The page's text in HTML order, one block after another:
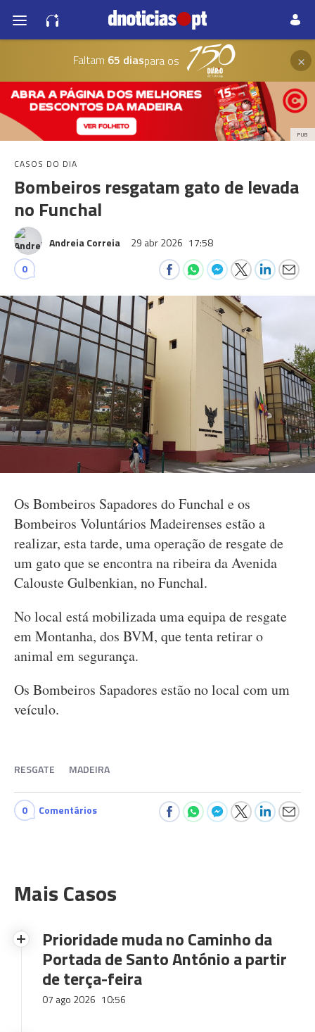
Faltam 65 diaspara os ×
PUB
CASOS DO DIA
Bombeiros resgatam gato de levada
no Funchal
Andreia Correia 29 abr 2026 17:58
0
Os Bombeiros Sapadores do Funchal e os
Bombeiros Voluntários Madeirenses estão a
realizar, esta tarde, uma operação de resgate de
um gato que se encontra na ribeira da Avenida
Calouste Gulbenkian, no Funchal.
No local está mobilizada uma equipa de resgate
em Montanha, dos BVM, que tenta retirar o
animal em segurança.
Os Bombeiros Sapadores estão no local com um
veículo.
RESGATE MADEIRA
0 Comentários
Mais Casos
Prioridade muda no Caminho da
Portada de Santo António a partir
de terça-feira
07 ago 2026 10:56